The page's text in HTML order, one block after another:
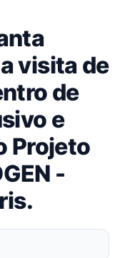
visita de
de
e
Projeto
-